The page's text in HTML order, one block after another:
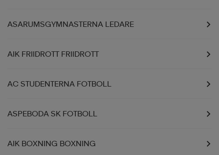
ASARUMSGYMNASTERNA LEDARE
AIK FRIIDROTT FRIIDROTT
AC STUDENTERNA FOTBOLL
ASPEBODA SK FOTBOLL
AIK BOXNING BOXNING